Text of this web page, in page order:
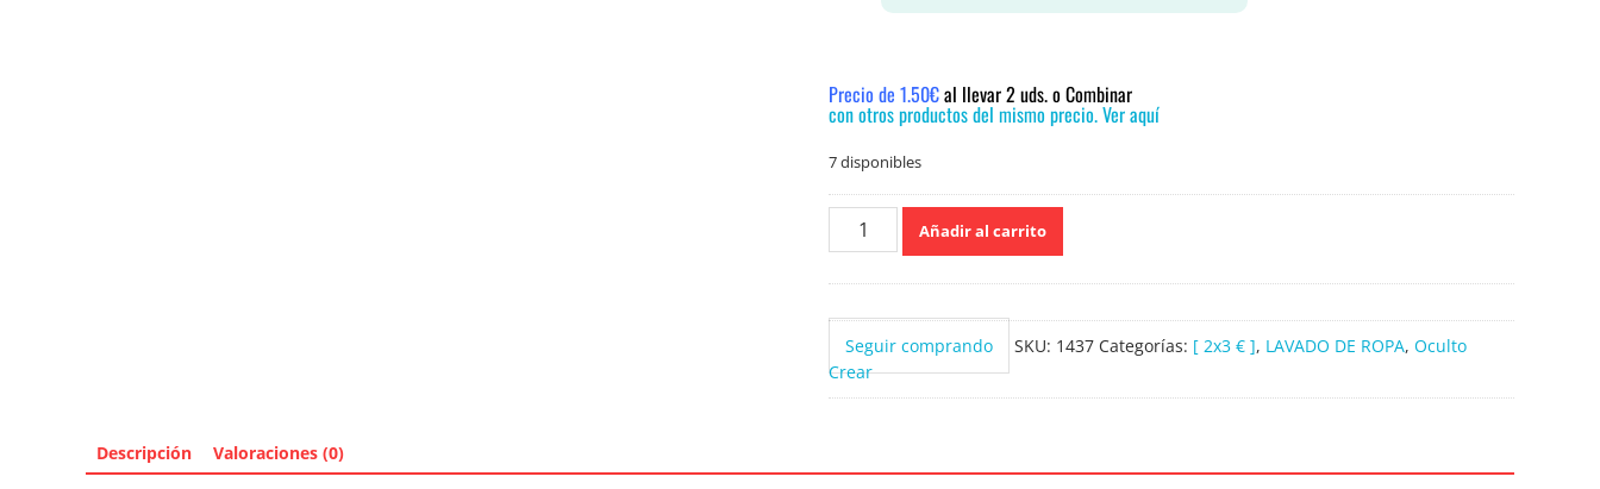
Precio de 1.50€al llevar 2 uds. o Combinar
con otros productos del mismo precio. Ver aquí
7 disponibles
Vialplus
Amoniaco
L
cantidad
Añadir al carrito
Seguir comprando SKU: 1437 Categorías: [ 2x3 € ], LAVADO DE ROPA, Oculto
Crear
Descripción Valoraciones (0)